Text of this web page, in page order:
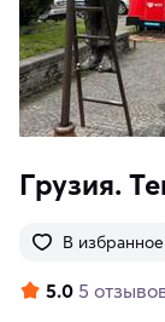
Грузия.
В избранное
5.0 5